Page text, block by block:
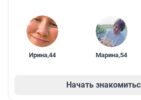
Ирина,44 Марина,54
Начать